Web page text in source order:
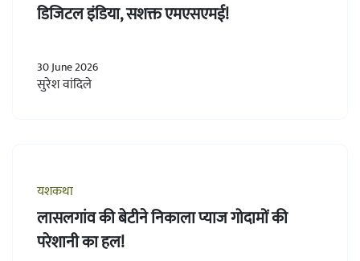
डिजिटल इंडिया, सशक्त एमएसएमई!
30 June 2026
सुरेश वांदिले
यशकथा
लासलगांव की बेटीने निकाला प्याज गोदामों की
परेशानी का हल!